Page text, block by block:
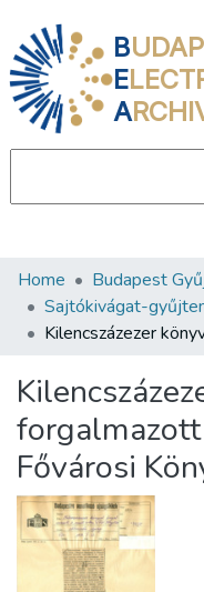
B
E
A
Communities &
All of DSpace
About us
Home Budapest
Sajtókivágat-
Fővárosi